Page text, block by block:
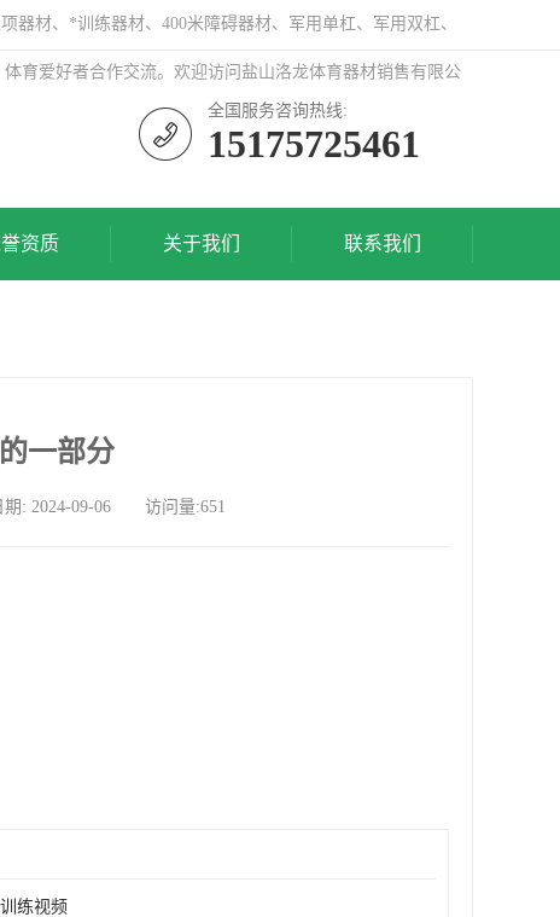
材、*训练器材、400米障碍器材、军用单杠、军用双杠、
育爱好者合作交流。欢迎访问盐山洛龙体育器材销售有限公
全国服务咨询热线:
15175725461
资质 关于我们 联系我们
一部分
: 2024-09-06 访问量:651
练视频